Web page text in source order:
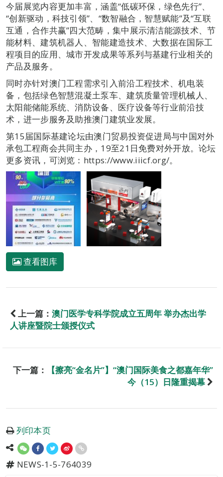
今届展览内容更加丰富，涵盖“低碳环保，绿色先行”、
“创新驱动，科技引领”、“数智融合，智慧赋能”及“互联
互通，合作共赢”四大范畴，集中展示清洁能源技术、节
能材料、建筑机器人、智能建造技术、大数据在国际工
程项目的应用、城市开发成果等系列与基建行业相关的
产品及服务。
同时亦针对澳门工程需求引入前沿工程技术、机电装
备，包括绿色智慧混凝土泵车、建筑质量管理机械人、
太阳能储能系统、消防设备、医疗设备等行业前沿技
术，进一步服务及助推澳门建筑业发展。
第15届国际基建论坛由澳门贸易投资促进局与中国对外
承包工程商会共同主办，19至21日免费对外开放。论坛
更多资讯，可浏览：https://www.iiicf.org/。
查看图库
上一篇： 澳门医学专科学院成立五周年 举办杰出学
人讲座暨院士颁授仪式
下一篇：
【擦亮“金名片”】“澳门国际美食之都嘉年华”
今（15）日隆重揭幕
列印本页
NEWS-1-5-764039